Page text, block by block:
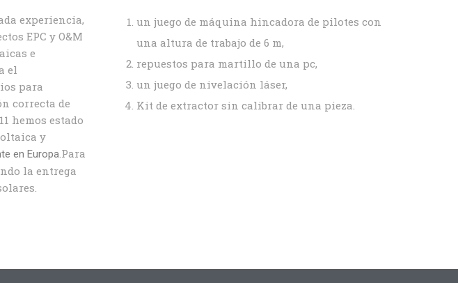
experiencia,
EPC y O&M
e
el
para
correcta de
hemos estado
y
en Europa.Para
la entrega
un juego de máquina hincadora de pilotes con
una altura de trabajo de 6 m,
repuestos para martillo de una pc,
un juego de nivelación láser,
Kit de extractor sin calibrar de una pieza.